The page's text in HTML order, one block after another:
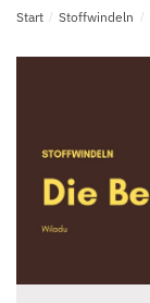
Start / Stoffwindeln /